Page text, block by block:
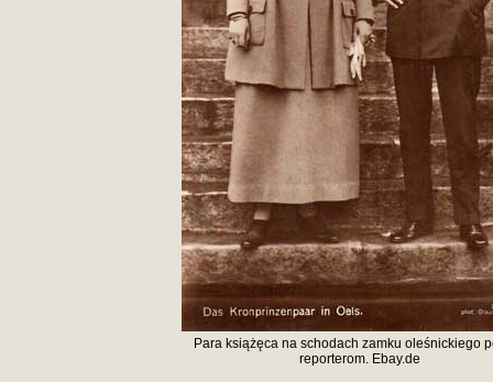
Para książęca na schodach zamku oleśnickiego
reporterom. Ebay.de